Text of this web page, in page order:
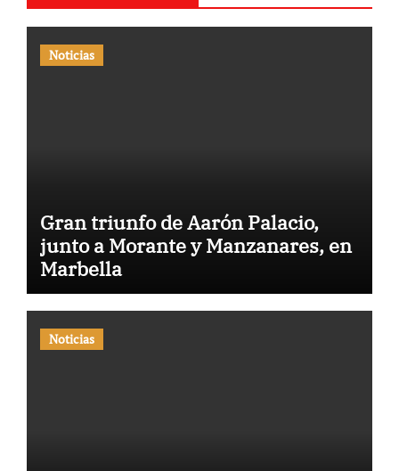
Noticias
Gran triunfo de Aarón Palacio,
junto a Morante y Manzanares, en
Marbella
Noticias